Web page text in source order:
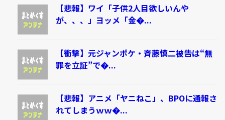
【悲報】ワイ「子供2人目欲しいんや
が、、、」ヨッメ「金�...
【衝撃】元ジャンポケ・斉藤慎二被告は“無
罪を立証”で�...
【悲報】アニメ「ヤニねこ」、BPOに通報さ
れてしまうｗｗ�...